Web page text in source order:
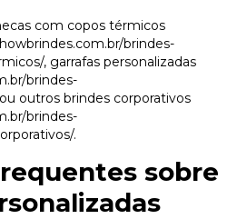
com copos térmicos
brindes-
, garrafas personalizadas
brindes-
ou outros brindes corporativos
brindes-
.
sobre